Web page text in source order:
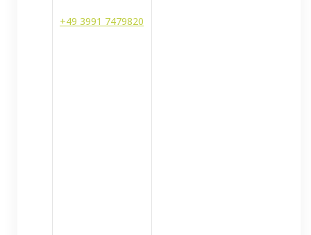
+49 3991 7479820